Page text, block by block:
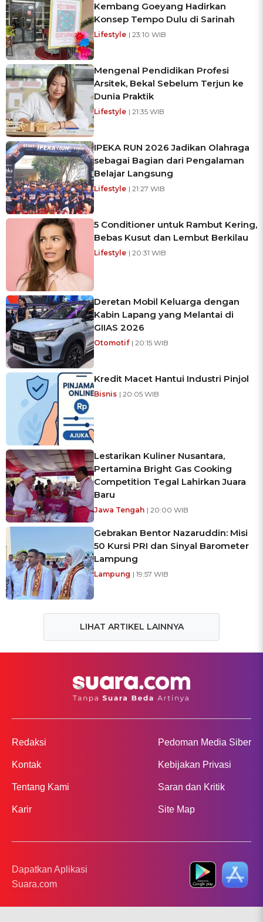
Kembang Goeyang Hadirkan
Konsep Tempo Dulu di Sarinah
Lifestyle | 23:10 WIB
Mengenal Pendidikan Profesi
Arsitek, Bekal Sebelum Terjun ke
Dunia Praktik
Lifestyle | 21:35 WIB
IPEKA RUN 2026 Jadikan Olahraga
sebagai Bagian dari Pengalaman
Belajar Langsung
Lifestyle | 21:27 WIB
5 Conditioner untuk Rambut Kering,
Bebas Kusut dan Lembut Berkilau
Lifestyle | 20:31 WIB
Deretan Mobil Keluarga dengan
Kabin Lapang yang Melantai di
GIIAS 2026
Otomotif | 20:15 WIB
Kredit Macet Hantui Industri Pinjol
Bisnis | 20:05 WIB
Lestarikan Kuliner Nusantara,
Pertamina Bright Gas Cooking
Competition Tegal Lahirkan Juara
Baru
Jawa Tengah | 20:00 WIB
Gebrakan Bentor Nazaruddin: Misi
50 Kursi PRI dan Sinyal Barometer
Lampung
Lampung | 19:57 WIB
LIHAT ARTIKEL LAINNYA
Redaksi
Kontak
Tentang Kami
Karir
Pedoman Media Siber
Kebijakan Privasi
Saran dan Kritik
Site Map
Dapatkan Aplikasi
Suara.com